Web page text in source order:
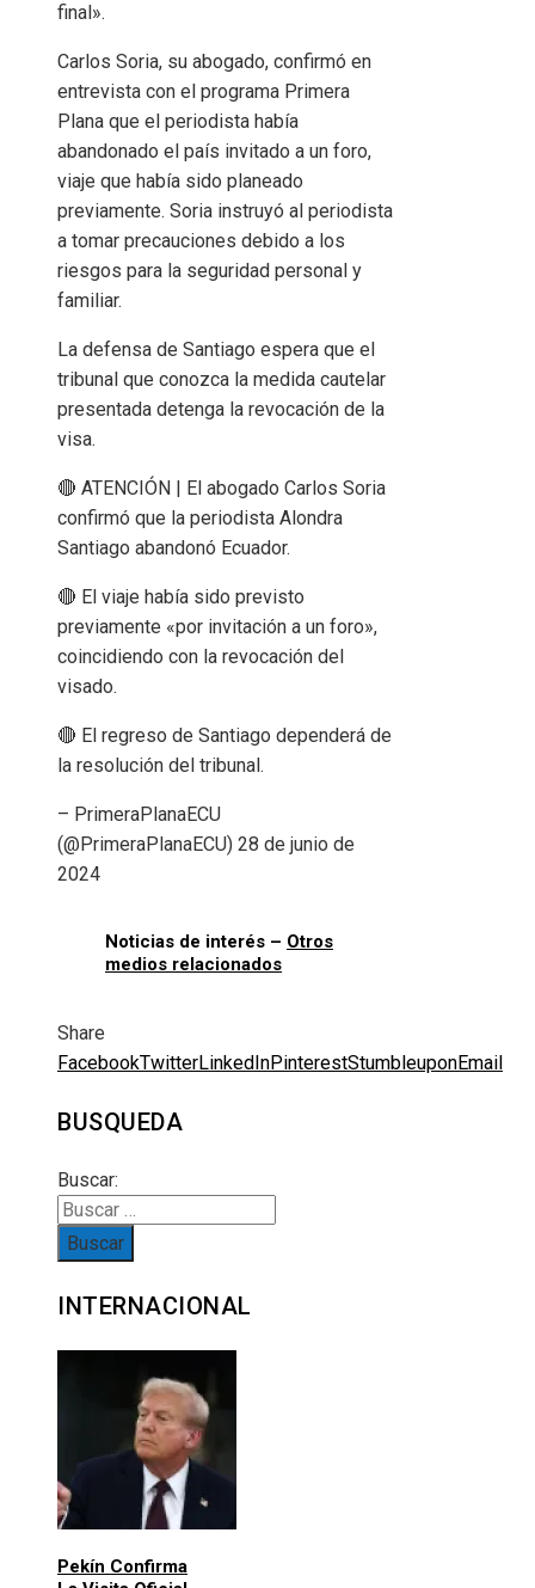
final».
Carlos Soria, su abogado, confirmó en
entrevista con el programa Primera
Plana que el periodista había
abandonado el país invitado a un foro,
viaje que había sido planeado
previamente. Soria instruyó al periodista
a tomar precauciones debido a los
riesgos para la seguridad personal y
familiar.
La defensa de Santiago espera que el
tribunal que conozca la medida cautelar
presentada detenga la revocación de la
visa.
🔴 ATENCIÓN | El abogado Carlos Soria
confirmó que la periodista Alondra
Santiago abandonó Ecuador.
🔴 El viaje había sido previsto
previamente «por invitación a un foro»,
coincidiendo con la revocación del
visado.
🔴 El regreso de Santiago dependerá de
la resolución del tribunal.
– PrimeraPlanaECU
(@PrimeraPlanaECU) 28 de junio de
2024
Noticias de interés – Otros
medios relacionados
Share
FacebookTwitterLinkedInPinterestStumbleuponEmail
BUSQUEDA
Buscar:
INTERNACIONAL
Pekín Confirma